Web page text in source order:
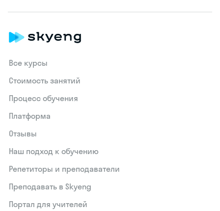
Все курсы
Стоимость занятий
Процесс обучения
Платформа
Отзывы
Наш подход к обучению
Репетиторы и преподаватели
Преподавать в Skyeng
Портал для учителей